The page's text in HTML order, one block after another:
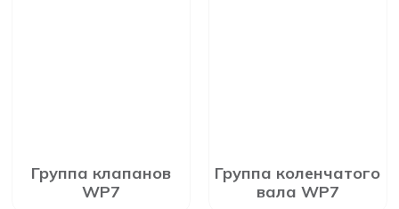
Группа клапанов
WP7
Группа коленчатого
вала WP7